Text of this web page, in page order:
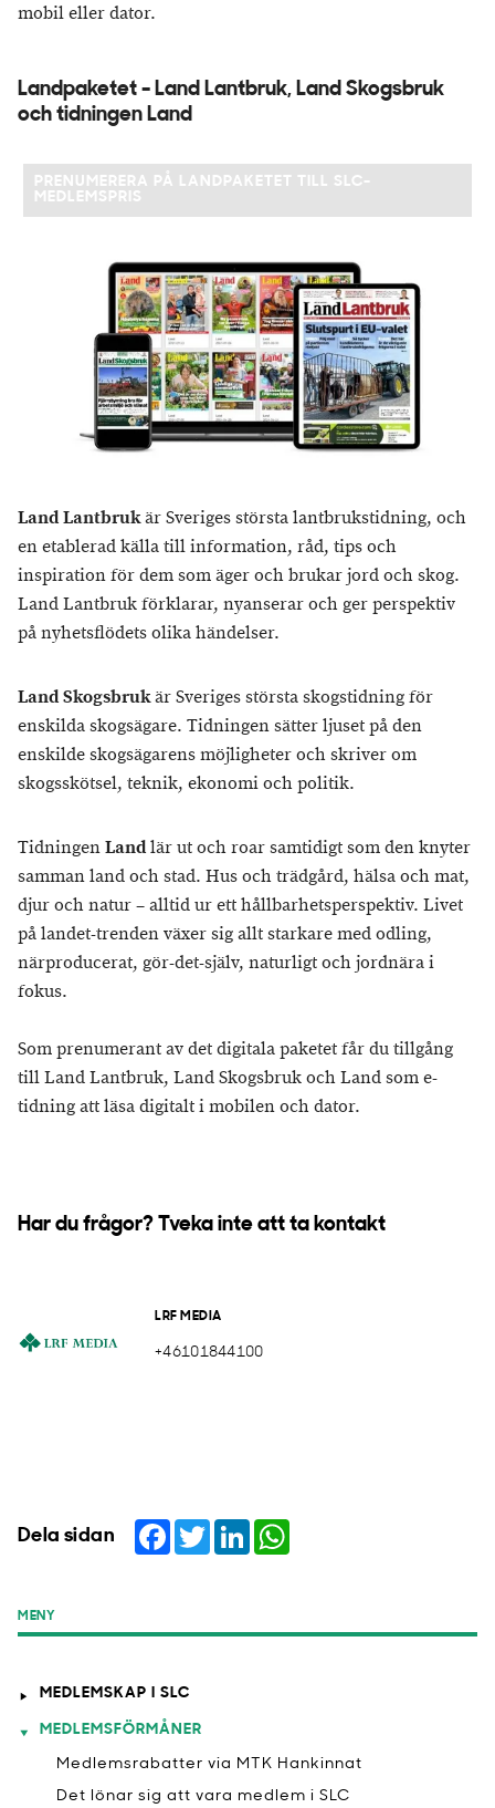
mobil eller dator.
Landpaketet - Land Lantbruk, Land Skogsbruk
och tidningen Land
PRENUMERERA PÅ LANDPAKETET TILL SLC-
MEDLEMSPRIS
Land Lantbrukär Sveriges största lantbrukstidning, och
en etablerad källa till information, råd, tips och
inspiration för dem som äger och brukar jord och skog.
Land Lantbruk förklarar, nyanserar och ger perspektiv
på nyhetsflödets olika händelser.
Land Skogsbrukär Sveriges största skogstidning för
enskilda skogsägare. Tidningen sätter ljuset på den
enskilde skogsägarens möjligheter och skriver om
skogsskötsel, teknik, ekonomi och politik.
TidningenLandlär ut och roar samtidigt som den knyter
samman land och stad. Hus och trädgård, hälsa och mat,
djur och natur – alltid ur ett hållbarhetsperspektiv. Livet
på landet-trenden växer sig allt starkare med odling,
närproducerat, gör-det-själv, naturligt och jordnära i
fokus.
Som prenumerant av det digitala paketet får du tillgång
till Land Lantbruk, Land Skogsbruk och Land som e-
tidning att läsa digitalt i mobilen och dator.
Har du frågor? Tveka inte att ta kontakt
LRF MEDIA
+46101844100
Dela sidan Facebook
TwitterLinkedIn
MENY
MEDLEMSKAP I SLC
MEDLEMSFÖRMÅNER
Medlemsrabatter via MTK Hankinnat
​Det lönar sig att vara medlem i SLC